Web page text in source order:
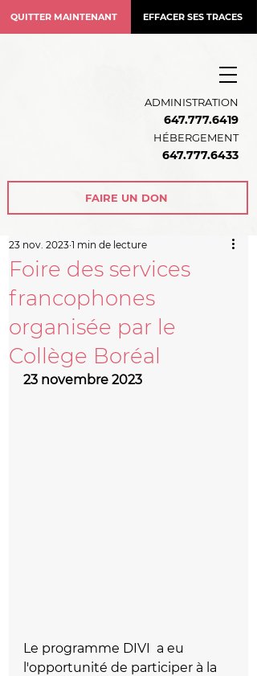
QUITTER MAINTENANT EFFACER SES TRACES
ADMINISTRATION
647.777.6419
HÉBERGEMENT
647.777.6433
FAIRE UN DON
Foire des services
francophones
organisée par le
Collège Boréal
23 nov. 2023 1 min de lecture
23 novembre 2023
Le programme DIVI  a eu
l'opportunité de participer à la